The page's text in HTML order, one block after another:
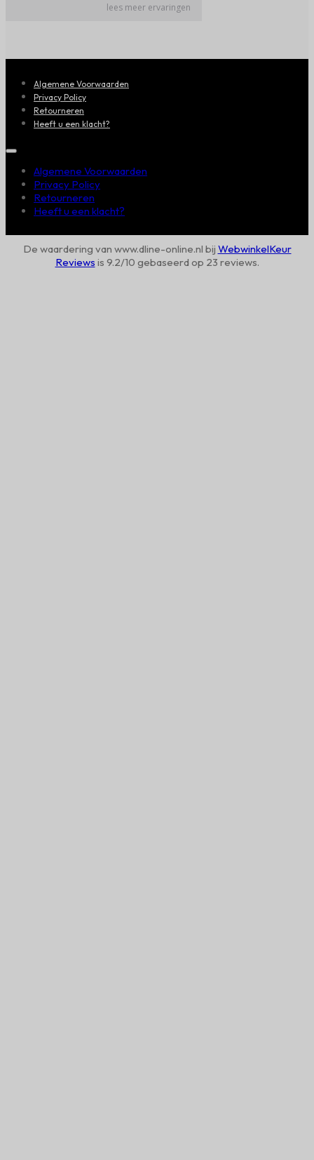
Algemene Voorwaarden
Privacy Policy
Retourneren
Heeft u een klacht?
Algemene Voorwaarden
Privacy Policy
Retourneren
Heeft u een klacht?
De waardering van www.dline-online.nl bij WebwinkelKeur
Reviews is 9.2/10 gebaseerd op 23 reviews.